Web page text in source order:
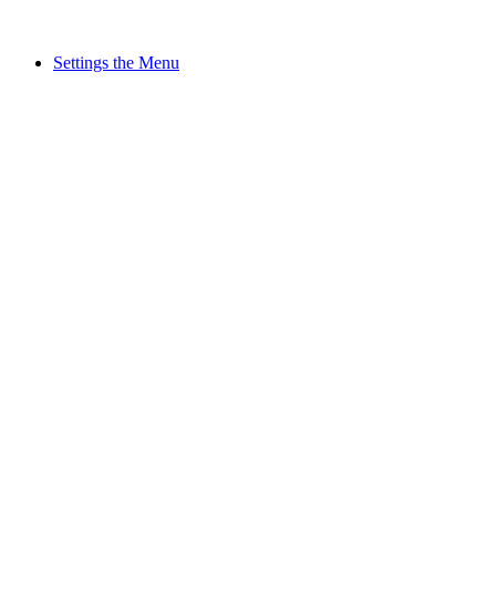
Settings the Menu